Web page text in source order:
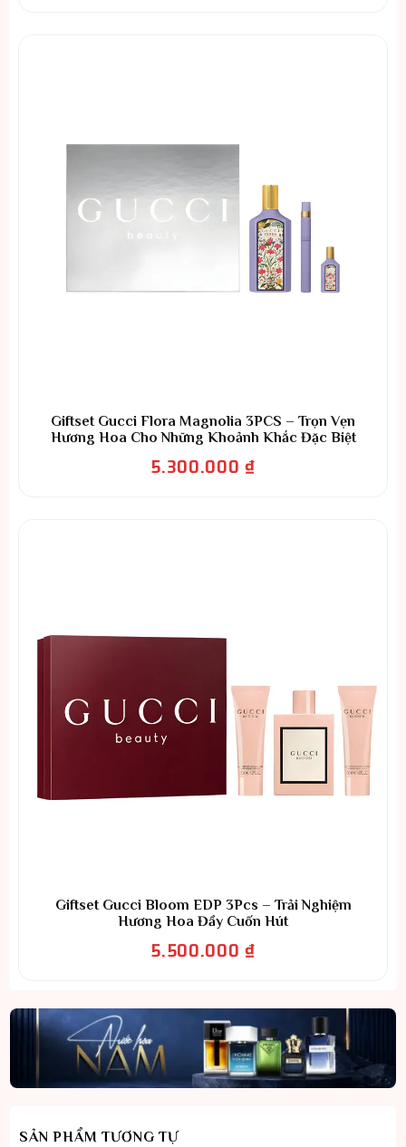
Giftset Gucci Flora Magnolia 3PCS – Trọn Vẹn
Hương Hoa Cho Những Khoảnh Khắc Đặc Biệt
5.300.000₫
Giftset Gucci Bloom EDP 3Pcs – Trải Nghiệm
Hương Hoa Đầy Cuốn Hút
5.500.000₫
SẢN PHẨM TƯƠNG TỰ